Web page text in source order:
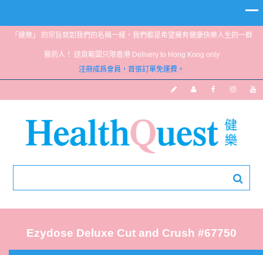
「健樂」 的宗旨就如我們的名稱一樣，我們都是希望擁有健康快樂人生的一群
醫葯人！ 送貨範圍只限香港 Delivery to Hong Kong only
注冊成爲會員，首張訂單免運費。
Ezydose Deluxe Cut and Crush #67750